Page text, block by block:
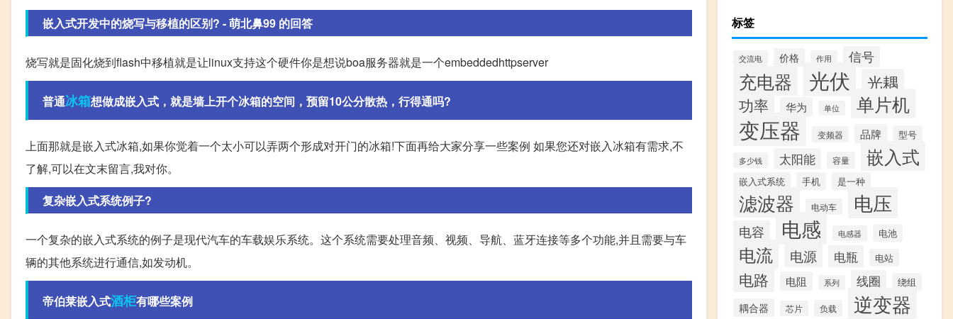
嵌入式开发中的烧写与移植的区别? - 萌北鼻99 的回答
烧写就是固化烧到flash中移植就是让linux支持这个硬件你是想说boa服务器就是一个embeddedhttpserver
普通冰箱想做成嵌入式，就是墙上开个冰箱的空间，预留10公分散热，行得通吗?
上面那就是嵌入式冰箱,如果你觉着一个太小可以弄两个形成对开门的冰箱!下面再给大家分享一些案例 如果您还对嵌入冰箱有需求,不
了解,可以在文末留言,我对你。
复杂嵌入式系统例子?
一个复杂的嵌入式系统的例子是现代汽车的车载娱乐系统。这个系统需要处理音频、视频、导航、蓝牙连接等多个功能,并且需要与车
辆的其他系统进行通信,如发动机。
帝伯莱嵌入式酒柜有哪些案例
标签
交流电 价格 作用 信号
充电器 光伏
光耦
功率
华为 单位 单片机
变压器 变频器 品牌 型号
多少钱 太阳能 容量 嵌入式
嵌入式系统 手机 是一种
滤波器 电动车 电压
电容 电感 电感器 电池
电流 电源 电瓶 电站
电路 电阻 系列 线圈 绕组
耦合器 芯片 负载 逆变器